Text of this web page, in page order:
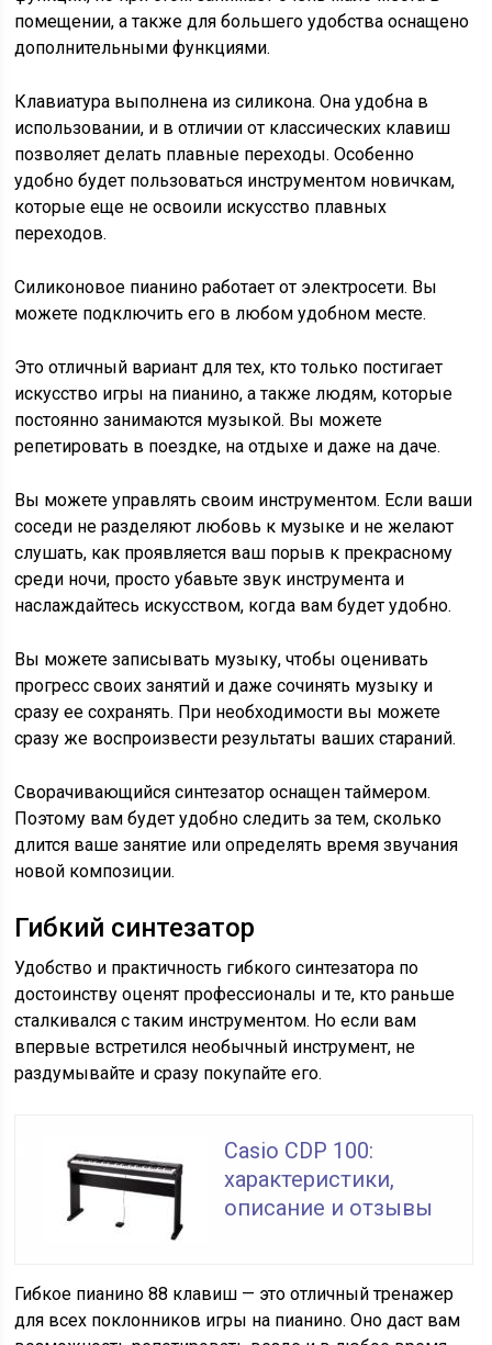
помещении, а также для большего удобства оснащено
дополнительными функциями.
Клавиатура выполнена из силикона. Она удобна в
использовании, и в отличии от классических клавиш
позволяет делать плавные переходы. Особенно
удобно будет пользоваться инструментом новичкам,
которые еще не освоили искусство плавных
переходов.
Силиконовое пианино работает от электросети. Вы
можете подключить его в любом удобном месте.
Это отличный вариант для тех, кто только постигает
искусство игры на пианино, а также людям, которые
постоянно занимаются музыкой. Вы можете
репетировать в поездке, на отдыхе и даже на даче.
Вы можете управлять своим инструментом. Если ваши
соседи не разделяют любовь к музыке и не желают
слушать, как проявляется ваш порыв к прекрасному
среди ночи, просто убавьте звук инструмента и
наслаждайтесь искусством, когда вам будет удобно.
Вы можете записывать музыку, чтобы оценивать
прогресс своих занятий и даже сочинять музыку и
сразу ее сохранять. При необходимости вы можете
сразу же воспроизвести результаты ваших стараний.
Сворачивающийся синтезатор оснащен таймером.
Поэтому вам будет удобно следить за тем, сколько
длится ваше занятие или определять время звучания
новой композиции.
Гибкий синтезатор
Удобство и практичность гибкого синтезатора по
достоинству оценят профессионалы и те, кто раньше
сталкивался с таким инструментом. Но если вам
впервые встретился необычный инструмент, не
раздумывайте и сразу покупайте его.
Casio CDP 100:
характеристики,
описание и отзывы
Гибкое пианино 88 клавиш — это отличный тренажер
для всех поклонников игры на пианино. Оно даст вам